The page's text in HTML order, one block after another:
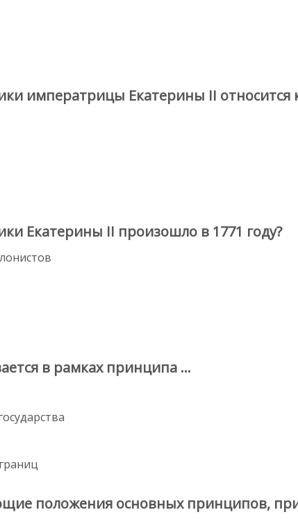
императрицы Екатерины II относится
Екатерины II произошло в 1771 году?
в рамках принципа …
положения основных принципов,